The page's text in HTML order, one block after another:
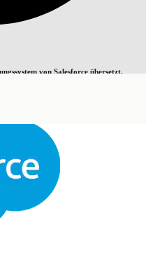
von Salesforce übersetzt.